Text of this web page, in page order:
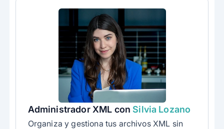
Administrador XML conSilvia Lozano
Organiza y gestiona tus archivos XML sin